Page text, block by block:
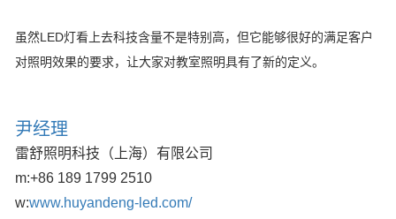
虽然LED灯看上去科技含量不是特别高，但它能够很好的满足客户
对照明效果的要求，让大家对教室照明具有了新的定义。
尹经理
雷舒照明科技（上海）有限公司
m:+86 189 1799 2510
w:www.huyandeng-led.com/